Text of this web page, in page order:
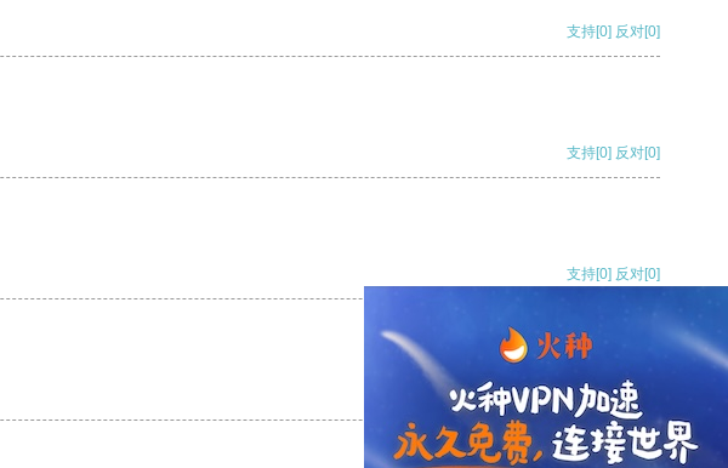
支持[0] 反对[0]
支持[0] 反对[0]
支持[0] 反对[0]
支持[0] 反对